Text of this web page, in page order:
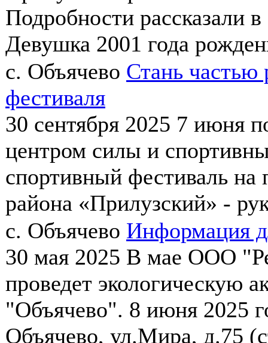
Подробности рассказали
Девушка 2001 года
с. Объячево Стань частью
фестиваля
30 сентября 2025 7 июня
центром силы и
спортивный фестиваль
района «Прилузский» -
с. Объячево Информация
30 мая 2025 В мае ООО
проведет экологическую
"Объячево". 8 июня 2025
Объячево, ул.Мира, д.75